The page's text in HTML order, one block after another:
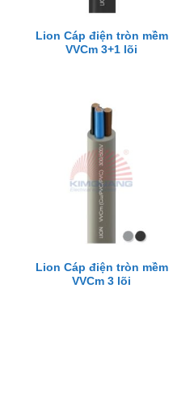
Lion Cáp điện tròn mềm
VVCm 3+1 lõi
Lion Cáp điện tròn mềm
VVCm 3 lõi